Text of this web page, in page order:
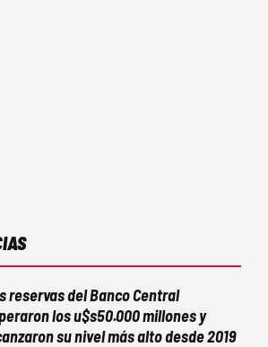
reservas del Banco Central
los u$s50.000 millones y
su nivel más alto desde 2019